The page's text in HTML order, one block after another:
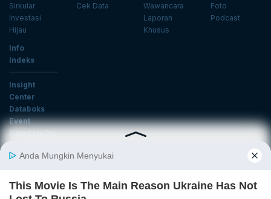
Sirkular
Investasi
Hijau
Cek Data
Wawancara
Laporan
Khusus
Foto
Podcast
Info
Indeks
Insight
Center
Databoks
Event
KatadataOto
Email
Daftar